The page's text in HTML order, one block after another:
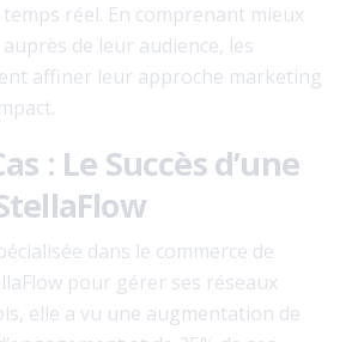
réel. En comprenant mieux
de leur audience, les
affiner leur approche marketing
: Le Succès d’une
dans le commerce de
pour gérer ses réseaux
elle a vu une augmentation de